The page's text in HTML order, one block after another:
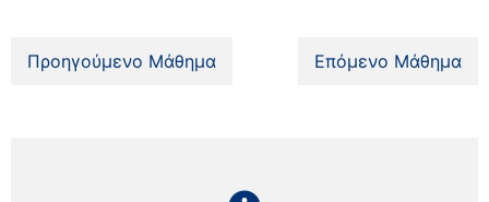
Προηγούμενο Μάθημα Επόμενο Μάθημα